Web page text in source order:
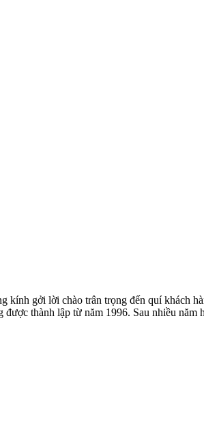
gởi lời chào trân trọng đến quí khách
thành lập từ năm 1996. Sau nhiều năm